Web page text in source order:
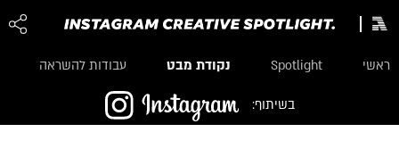
בשיתוף:
ראשי Spotlight נקודת מבט עבודות להשראה